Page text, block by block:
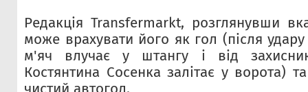
Редакція Transfermarkt, розглянувши
може врахувати його як гол (після
м'яч влучає у штангу і від
Костянтина Сосенка залітає у ворота)